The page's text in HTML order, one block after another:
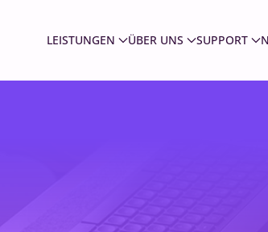
LEISTUNGEN ÜBER UNS SUPPORT